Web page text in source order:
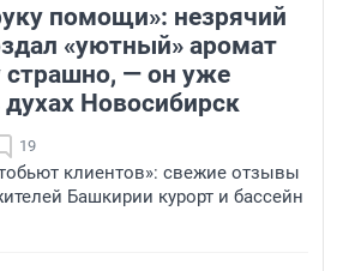
помощи»: незрячий
«уютный» аромат
страшно, — он уже
Новосибирск
19
клиентов»: свежие отзывы
Башкирии курорт и бассейн